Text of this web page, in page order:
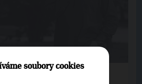
nemocnici se otevřela
soubory cookies